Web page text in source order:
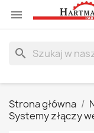

search
Strona główna
Systemy złączy